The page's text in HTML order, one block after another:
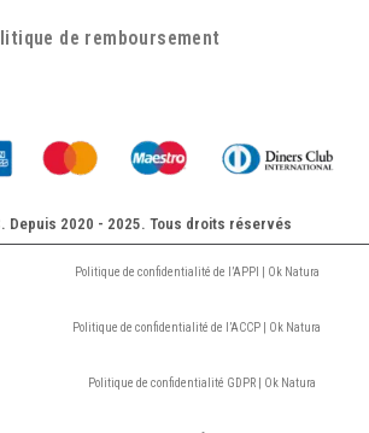
de remboursement
Depuis 2020 - 2025. Tous droits réservés
Politique de confidentialité de l’APPI | Ok Natura
Politique de confidentialité de l’ACCP | Ok Natura
Politique de confidentialité GDPR | Ok Natura